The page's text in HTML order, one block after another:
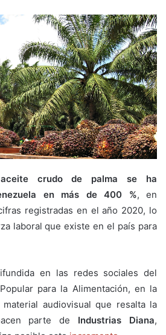
aceite crudo de palma se ha
en más de 400 %, en
registradas en el año 2020, lo
laboral que existe en el país para
en las redes sociales del
para la Alimentación, en la
audiovisual que resalta la
parte de Industrias Diana,